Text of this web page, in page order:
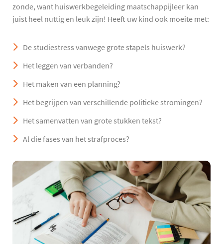
zonde, want huiswerkbegeleiding maatschappijleer kan
juist heel nuttig en leuk zijn! Heeft uw kind ook moeite met:
De studiestress vanwege grote stapels huiswerk?
Het leggen van verbanden?
Het maken van een planning?
Het begrijpen van verschillende politieke stromingen?
Het samenvatten van grote stukken tekst?
Al die fases van het strafproces?